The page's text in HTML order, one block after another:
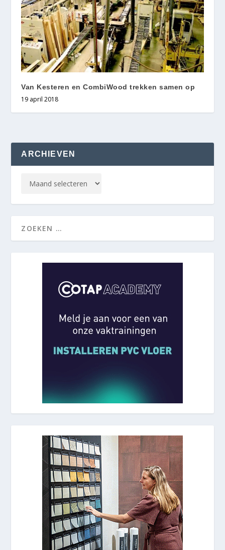
Van Kesteren en CombiWood trekken samen op
19 april 2018
ARCHIEVEN